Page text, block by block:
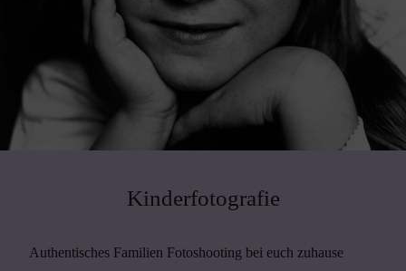
Kinderfotografie
Authentisches Familien Fotoshooting bei euch zuhause